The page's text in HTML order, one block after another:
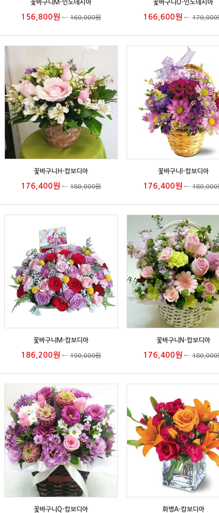
꽃바구니M-인도네시아
156,800원 ← 160,000원
꽃바구니O-인도네시아
166,600원 ← 170,000
꽃바구니H-캄보디아
176,400원 ← 180,000원
꽃바구니I-캄보디아
176,400원 ← 180,000
꽃바구니M-캄보디아
186,200원 ← 190,000원
꽃바구니N-캄보디아
176,400원 ← 180,000
꽃바구니Q-캄보디아 화병A-캄보디아